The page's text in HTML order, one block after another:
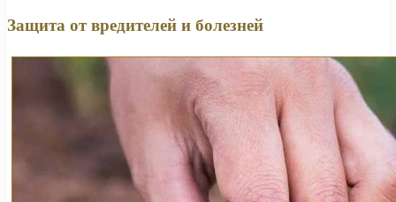
Защита от вредителей и болезней